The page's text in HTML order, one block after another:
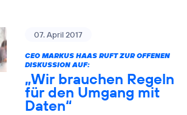
07. April 2017
CEO MARKUS HAAS RUFT ZUR OFFENEN
DISKUSSION AUF:
„Wir brauchen Regeln
für den Umgang mit
Daten“